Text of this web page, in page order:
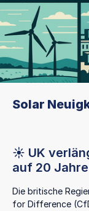
Solar
☀️ UK
auf 20 Jahre
Die britische
for Difference